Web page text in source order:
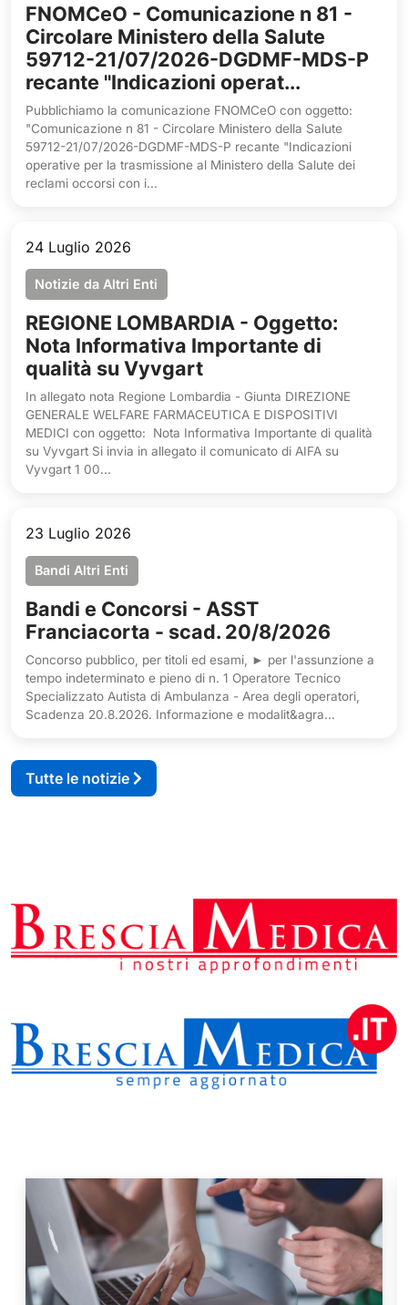
FNOMCeO - Comunicazione n 81 -
Circolare Ministero della Salute
59712-21/07/2026-DGDMF-MDS-P
recante "Indicazioni operat...
Pubblichiamo la comunicazione FNOMCeO con oggetto:
"Comunicazione n 81 - Circolare Ministero della Salute
59712-21/07/2026-DGDMF-MDS-P recante "Indicazioni
operative per la trasmissione al Ministero della Salute dei
reclami occorsi con i...
24 Luglio 2026
Notizie da Altri Enti
REGIONE LOMBARDIA - Oggetto:
Nota Informativa Importante di
qualità su Vyvgart
In allegato nota Regione Lombardia - Giunta DIREZIONE
GENERALE WELFARE FARMACEUTICA E DISPOSITIVI
MEDICI con oggetto: Nota Informativa Importante di qualità
su Vyvgart Si invia in allegato il comunicato di AIFA su
Vyvgart 1 00...
23 Luglio 2026
Bandi Altri Enti
Bandi e Concorsi - ASST
Franciacorta - scad. 20/8/2026
Concorso pubblico, per titoli ed esami, ► per l'assunzione a
tempo indeterminato e pieno di n. 1 Operatore Tecnico
Specializzato Autista di Ambulanza - Area degli operatori,
Scadenza 20.8.2026. Informazione e modalit&agra...
Tutte le notizie